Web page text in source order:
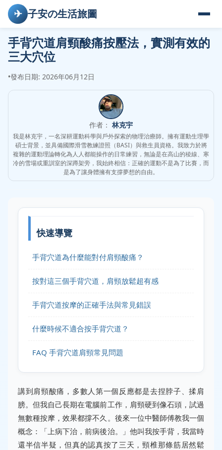
✈ 子安の生活旅圖
手背穴道肩頸酸痛按壓法，實測有效的
三大穴位
•發布日期: 2026年06月12日
作者： 林克宇
我是林克宇，一名深耕運動科學與戶外探索的物理治療師。擁有運動生理學
碩士背景，並具備國際滑雪教練證照（BASI）與救生員資格。我致力於將
複雜的運動理論轉化為人人都能操作的日常練習，無論是在高山的稜線、寒
冷的雪場或重訓室的深蹲架旁，我始終相信：正確的運動不是為了比賽，而
是為了讓身體擁有支撐夢想的自由。
快速導覽
手背穴道為什麼能對付肩頸酸痛？
按對這三個手背穴道，肩頸放鬆超有感
手背穴道按摩的正確手法與常見錯誤
什麼時候不適合按手背穴道？
FAQ 手背穴道肩頸常見問題
講到肩頸酸痛，多數人第一個反應都是去捏脖子、揉肩
膀。但我自己長期在電腦前工作，肩頸硬到像石頭，試過
無數種按摩，效果都撐不久。後來一位中醫師傅教我一個
概念：「上病下治，前病後治。」他叫我按手背，我當時
還半信半疑，但真的認真按了三天，頸椎那條筋居然鬆